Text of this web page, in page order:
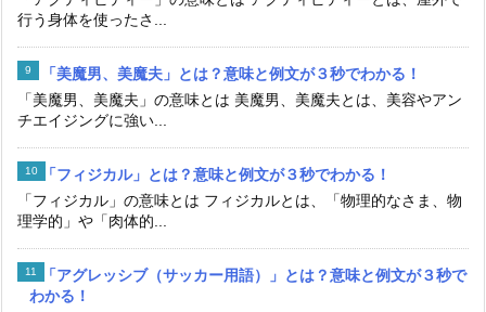
行う身体を使ったさ...
「美魔男、美魔夫」とは？意味と例文が３秒でわかる！
「美魔男、美魔夫」の意味とは 美魔男、美魔夫とは、美容やアン
チエイジングに強い...
「フィジカル」とは？意味と例文が３秒でわかる！
「フィジカル」の意味とは フィジカルとは、「物理的なさま、物
理学的」や「肉体的...
「アグレッシブ（サッカー用語）」とは？意味と例文が３秒で
わかる！